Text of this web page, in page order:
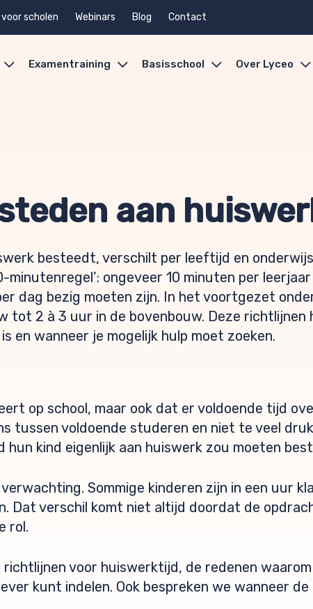
scholen Webinars Blog Contact
Examentraining Basisschool Over Lyceo
aan
besteedt, verschilt per leeftijd en
minutenregel’: ongeveer 10 minuten per
dag bezig moeten zijn. In het voortgezet
tot 2 à 3 uur in de bovenbouw. Deze
en wanneer je mogelijk hulp moet zoeken.
op school, maar ook dat er voldoende tijd
tussen voldoende studeren en niet te veel
kind eigenlijk aan huiswerk zou moeten
Sommige kinderen zijn in een uur
Dat verschil komt niet altijd doordat de
rol.
voor huiswerktijd, de redenen
kunt indelen. Ook bespreken we wanneer